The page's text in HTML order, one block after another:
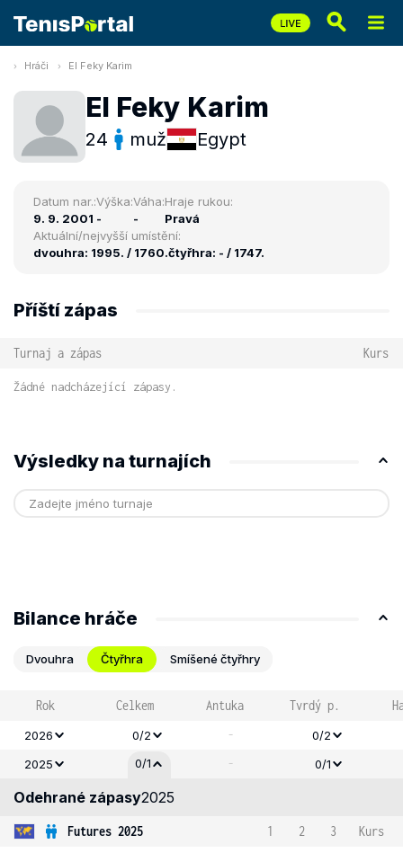
Hráči El Feky Karim
El Feky Karim
24 muž Egypt
Datum nar.:
9. 9. 2001
Výška:
-
Váha:
-
Hraje rukou:
Pravá
Aktuální/nejvyšší umístění:
dvouhra: 1995. / 1760.čtyřhra: - / 1747.
Příští zápas
Turnaj a zápas Kurs
Žádné nadcházející zápasy.
Výsledky na turnajích
Bilance hráče
Dvouhra Čtyřhra Smíšené čtyřhry
Rok Celkem Antuka Tvrdý p.
2026 0/2 -
0/2
2025
0/1 - 0/1
Odehrané zápasy2025
Futures 2025 1 2 3
Kurs